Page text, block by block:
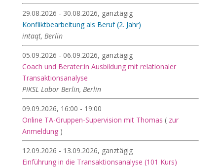
29.08.2026 - 30.08.2026, ganztägig
Konfliktbearbeitung als Beruf (2. Jahr)
intaqt, Berlin
05.09.2026 - 06.09.2026, ganztägig
Coach und Berater:in Ausbildung mit relationaler
Transaktionsanalyse
PIKSL Labor Berlin, Berlin
09.09.2026, 16:00 - 19:00
Online TA-Gruppen-Supervision mit Thomas ( zur
Anmeldung)
12.09.2026 - 13.09.2026, ganztägig
Einführung in die Transaktionsanalyse (101 Kurs)